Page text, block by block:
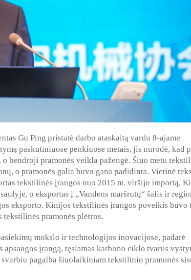
Gu Ping pristatė darbo ataskaitą vardu 8-ajame
paskutiniuose penkiuose metais, jis nurodė, kad
bendroji pramonės veikla pažengė. Šiuo metu
o pramonės galia buvo gana padidinta. Vietinė
tekstilinės įrangos nuo 2015 m. viršijo importą,
o eksportas į „Vandens maršrutų“ šalis ir
eksporto. Kinijos tekstilinės įrangos poveikis buvo
pramonės plėtros.
mokslo ir technologijos inovacijose, padarė
įrangą, tęsiamas karbono ciklo tvarus
pagalba šiuolaikiniam tekstilinio pramonės